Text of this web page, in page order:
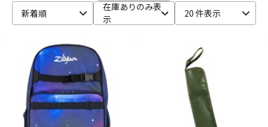
ドラム パーカッション
キーボード 電子ピアノ
新着順
在庫ありのみ表
示
20 件表示